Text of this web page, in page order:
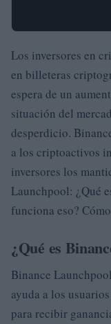
Los inversores en
en billeteras
espera de un
situación del
desperdicio.
a los criptoactivos
inversores los
Launchpool: ¿Qué
funciona eso?
¿Qué es
Binance
ayuda a los
para recibir